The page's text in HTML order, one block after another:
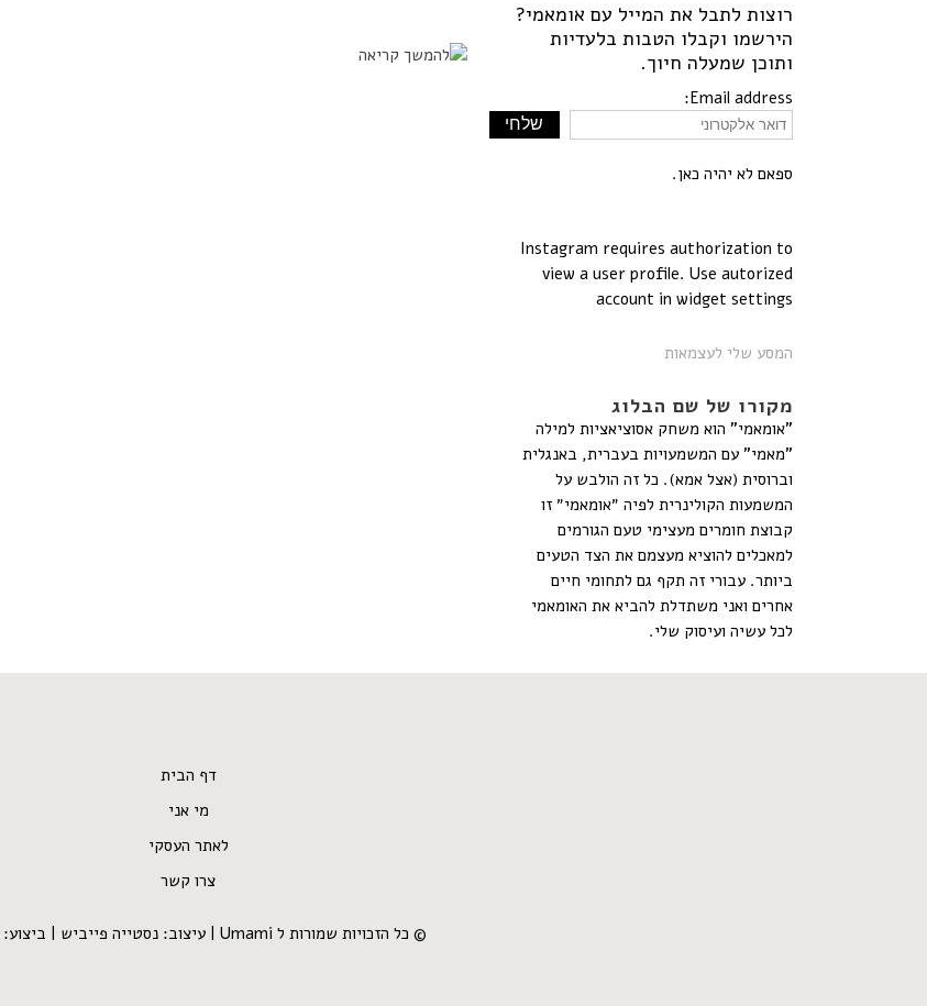
רוצות לתבל את המייל עם אומאמי?
הירשמו וקבלו הטבות בלעדיות
ותוכן שמעלה חיוך.
Email address:
ספאם לא יהיה כאן.
Instagram requires authorization to
view a user profile. Use autorized
account in widget settings
המסע שלי לעצמאות
מקורו של שם הבלוג
"אומאמי" הוא משחק אסוציאציות למילה
"מאמי" עם המשמעויות בעברית, באנגלית
וברוסית (אצל אמא). כל זה הולבש על
המשמעות הקולינרית לפיה ״אומאמי״ זו
קבוצת חומרים מעצימי טעם הגורמים
למאכלים להוציא מעצמם את הצד הטעים
ביותר. עבורי זה תקף גם לתחומי חיים
אחרים ואני משתדלת להביא את האומאמי
לכל עשיה ועיסוק שלי.
דף הבית
מי אני
לאתר העסקי
צרו קשר
© כל הזכויות שמורות ל Umami | עיצוב: נסטייה פייביש | ביצוע: